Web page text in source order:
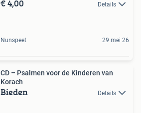
€ 4,00 Details
Nunspeet 29 mei 26
CD – Psalmen voor de Kinderen van
Korach
Bieden Details